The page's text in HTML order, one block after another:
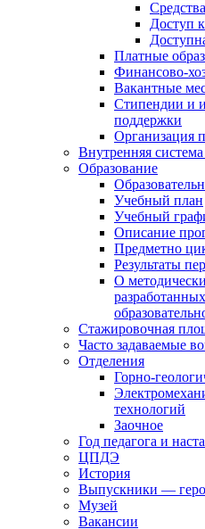
Доступ
Платные
Финансово-
Вакантные
Стипендии и
поддержки
Организация
Внутренняя
Образование
Учебный план
Учебный
Описание
Предметно
Результаты
О
Стажировочная
Часто задаваемые
Отделения
Горно-
технологий
Заочное
Год педагога и
ЦПДЭ
История
Выпускники —
Музей
Вакансии